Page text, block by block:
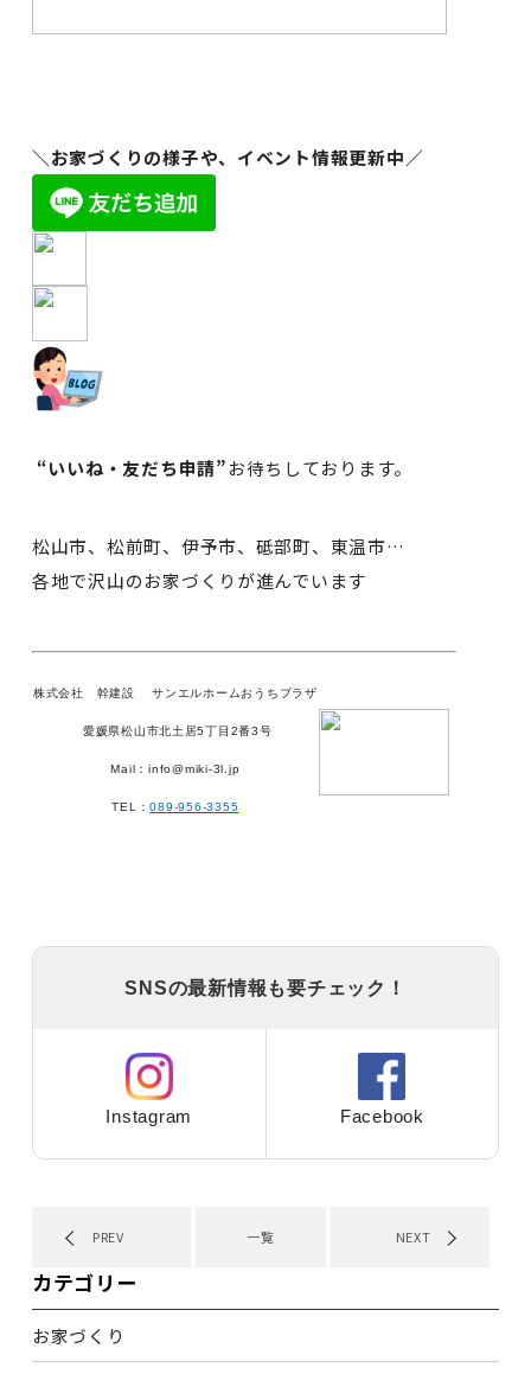
＼お家づくりの様子や、イベント情報更新中／
“いいね・友だち申請”お待ちしております。
松山市、松前町、伊予市、砥部町、東温市…
各地で沢山のお家づくりが進んでいます
株式会社 幹建設サンエルホームおうちプラザ
愛媛県松山市北土居5丁目2番3号
Mail：info@miki-3l.jp
TEL：089-956-3355
SNSの最新情報も要チェック！
Instagram Facebook
PREV 一覧 NEXT
カテゴリー
お家づくり